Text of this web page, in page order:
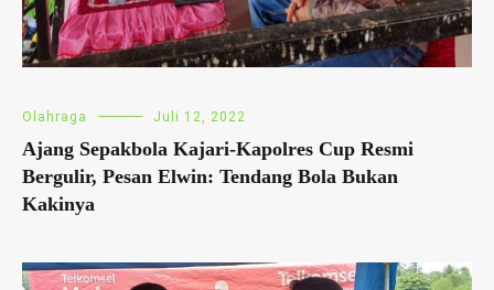
Olahraga Juli 12, 2022
Ajang Sepakbola Kajari-Kapolres Cup Resmi
Bergulir, Pesan Elwin: Tendang Bola Bukan
Kakinya